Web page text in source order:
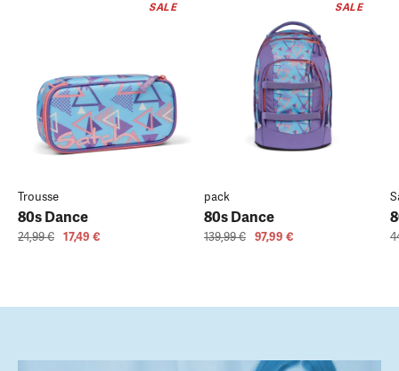
SALE
Trousse
80s Dance
24,99 € 17,49 €
SALE
pack
80s Dance
139,99 € 97,99 €